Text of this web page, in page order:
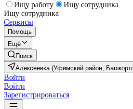
Ищу работу
Ищу сотрудника
Ищу сотрудника
Сервисы
Помощь
Ещё
Поиск
Алексеевка (Уфимский район,
Войти
Войти
Зарегистрироваться